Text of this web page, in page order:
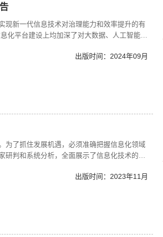
现新一代信息技术对治理能力和效率提升的有
化平台建设上均加深了对大数据、人工智能、
运行监控平台等，提升了风险治理的智能化水
警和决策支持。本研究报告广泛收集了2023
本数据进行解读和梳理，以期从媒体公开数
和趋势。通过对典型案例城市风险治理信息化
建设提供参考。
出版时间：2024年09月
为了抓住发展机遇，必须准确把握信息化领域
判和系统分析，全面展示了信息化技术的总
水平与国际先进水平相比还存在一定差距，多
势。此外，本文基于对技术前沿性、应用性
全领域的量子密码技术、软件领域的集成电
触式手势识别技术等，为我国信息化技术与数
出版时间：2023年11月